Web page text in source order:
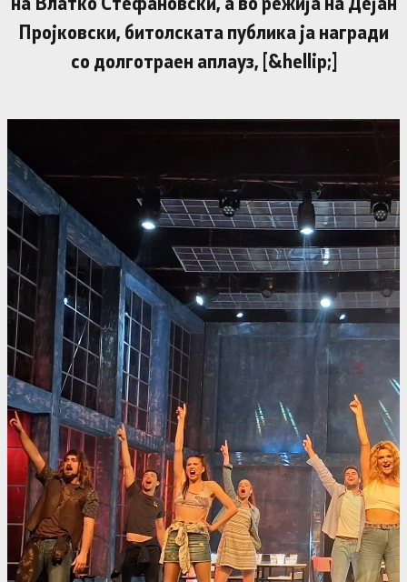
Пројковски, битолската публика ја награди
со долготраен аплауз, [&hellip;]